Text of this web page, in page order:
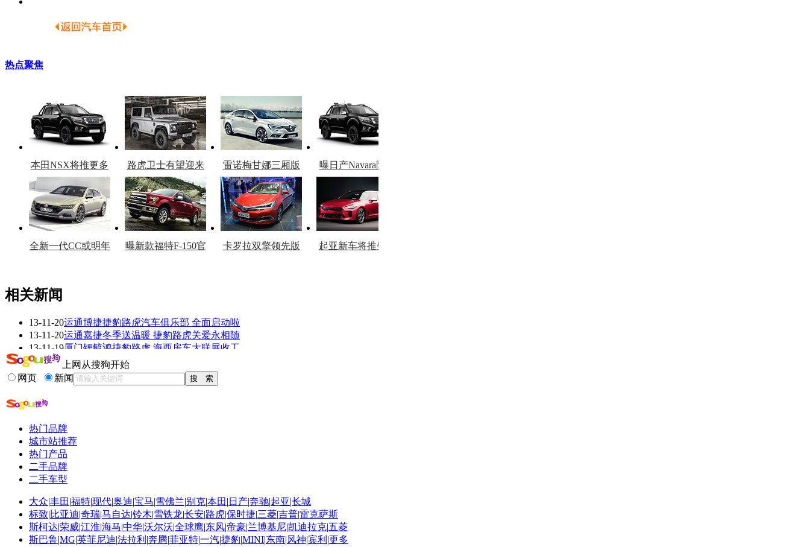
热点聚焦
本田NSX将推更多
车型
路虎卫士有望迎来
复产
雷诺梅甘娜三厢版
官图
曝日产Navara限量
全新一代CC或明年
曝新款福特F-150官
卡罗拉双擎领先版
起亚新车将推柴油
看赛车宝贝争奇斗
艳
车模美腿爆乳无惧
走光
相关新闻
13-11-20运通博捷捷豹路虎汽车俱乐部 全面启动啦
13-11-20运通嘉捷冬季送温暖 捷豹路虎关爱永相随
13-11-19厦门锶毓鸿捷豹路虎 海西房车大联展收工
13-11-19 无锡天华捷豹路虎力推冬季保养 温情献礼
13-11-19捷豹路虎续保特惠月 尊享万元售后礼包!
13-11-182013非你莫属 瑞安永达捷豹路虎潮童来袭
更多关于路虎 捷豹
相关推荐
捷豹c-x17概念车
捷豹c-x17上市大...
捷豹路虎坑爹
路虎揽胜极光颜色...
2014路虎极光加长版
上网从搜狗开始
网页
新闻
热门品牌
城市站推荐
热门产品
二手品牌
二手车型
大众|丰田 |福特|现代|奥迪|宝马|雪佛兰|别克|本田 | 日产|奔驰|起亚|长城
标致|比亚迪|奇瑞|马自达|铃木|雪铁龙|长安|路虎|保时捷|三菱|吉普|雷克萨斯
斯柯达|荣威|江淮|海马|中华|沃尔沃|全球鹰|东风|帝豪|兰博基尼|凯迪拉克|五菱
斯巴鲁|MG|英菲尼迪|法拉利 |奔腾|菲亚特|一汽|捷豹|MINI|东南|风神|宾利 |更多